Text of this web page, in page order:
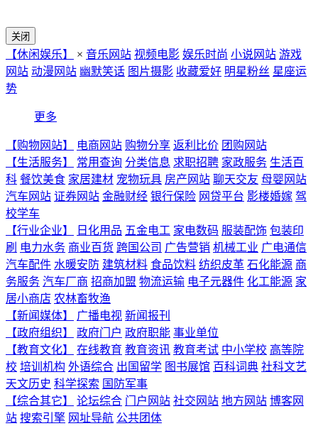
关闭
【休闲娱乐】 × 音乐网站 视频电影 娱乐时尚 小说网站 游戏
网站 动漫网站 幽默笑话 图片摄影 收藏爱好 明星粉丝 星座运
势
更多
【购物网站】 电商网站 购物分享 返利比价 团购网站
【生活服务】
常用查询 分类信息 求职招聘 家政服务 生活百
科 餐饮美食 家居建材 宠物玩具 房产网站 聊天交友 母婴网站
汽车网站 证券网站 金融财经 银行保险 网贷平台 影楼婚嫁 驾
校学车
【行业企业】
日化用品 五金电工 家电数码 服装配饰 包装印
刷 电力水务 商业百货 跨国公司 广告营销 机械工业 广电通信
汽车配件 水暖安防 建筑材料 食品饮料 纺织皮革 石化能源 商
务服务 汽车厂商 招商加盟 物流运输 电子元器件 化工能源 家
居小商店 农林畜牧渔
【新闻媒体】
广播电视 新闻报刊
【政府组织】
政府门户 政府职能 事业单位
【教育文化】
在线教育 教育资讯 教育考试 中小学校 高等院
校 培训机构 外语综合 出国留学 图书展馆 百科词典 社科文艺
天文历史 科学探索 国防军事
【综合其它】
论坛综合 门户网站 社交网站 地方网站 博客网
站 搜索引擎 网址导航 公共团体